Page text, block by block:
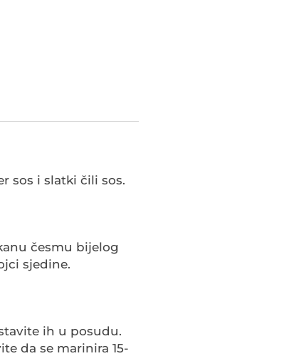
sos i slatki čili sos.
česmu bijelog
sjedine.
ih u posudu.
da se marinira 15-